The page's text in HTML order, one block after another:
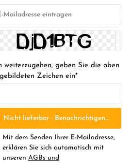
weiterzugehen, geben Sie die oben
Zeichen ein*
Nicht lieferbar - Benachrichtigen Sie
Mit dem Senden Ihrer E-Mailadresse,
erklären Sie sich automatisch mit
unseren AGBs und